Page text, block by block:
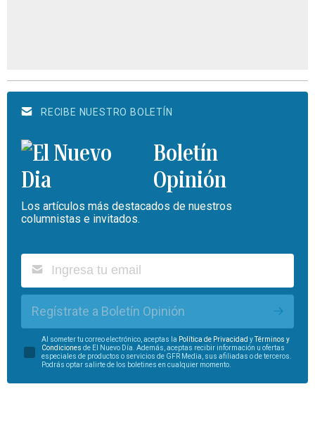
RECIBE NUESTRO BOLETÍN
Boletín
Opinión
Los artículos más destacados de nuestros
columnistas e invitados.
Regístrate a Boletín Opinión
Al someter tu correo electrónico, aceptas la Política de Privacidad yTérminos y
Condiciones de El Nuevo Día. Además, aceptas recibir información u ofertas
especiales de productos o servicios de GFR Media, sus afiliadas o de terceros.
Podrás optar salirte de los boletines en cualquier momento.